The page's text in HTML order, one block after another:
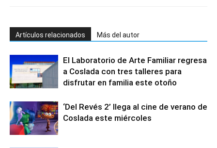
Artículos relacionados Más del autor
El Laboratorio de Arte Familiar regresa
a Coslada con tres talleres para
disfrutar en familia este otoño
‘Del Revés 2’ llega al cine de verano de
Coslada este miércoles